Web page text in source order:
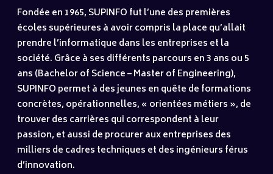
Fondée en 1965, SUPINFO fut l’une des premières
écoles supérieures à avoir compris la place qu’allait
prendre l’informatique dans les entreprises et la
société. Grâce à ses différents parcours en 3 ans ou 5
ans (Bachelor of Science – Master of Engineering),
SUPINFO permet à des jeunes en quête de formations
concrètes, opérationnelles, « orientées métiers », de
trouver des carrières qui correspondent à leur
passion, et aussi de procurer aux entreprises des
milliers de cadres techniques et des ingénieurs férus
d’innovation.